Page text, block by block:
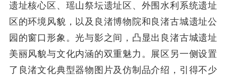
遗址核心区、瑶山祭坛遗址区、外围水利系统遗址
区的环境风貌，以及良渚博物院和良渚古城遗址公
园的窗口形象。光与影之间，凸显出良渚古城遗址
美丽风貌与文化内涵的双重魅力。展区另一侧设置
了良渚文化典型器物图片及仿制品介绍，引得不少